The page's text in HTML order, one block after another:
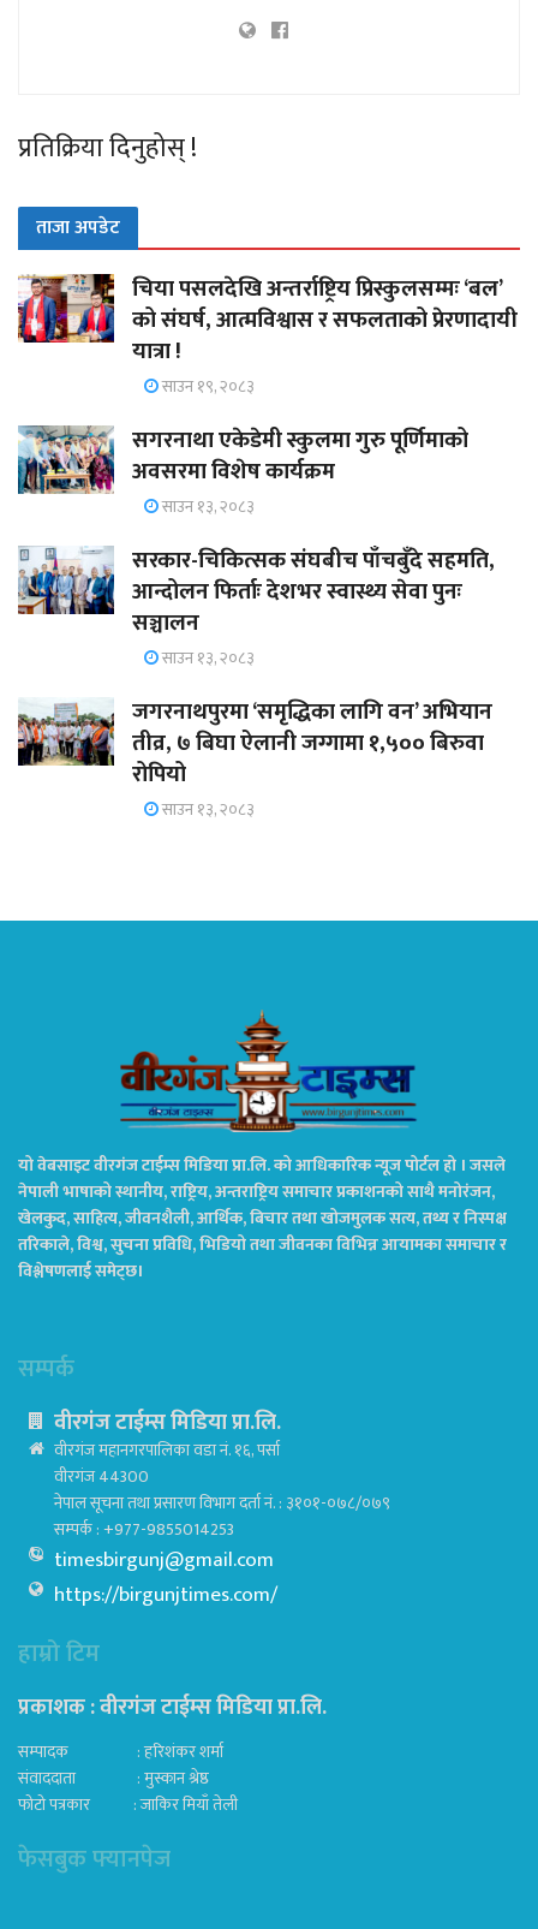
प्रतिक्रिया दिनुहोस् !
ताजा अपडेट
चिया पसलदेखि अन्तर्राष्ट्रिय प्रिस्कुलसम्मः ‘बल’
को संघर्ष, आत्मविश्वास र सफलताको प्रेरणादायी
यात्रा !
साउन १९, २०८३
सगरनाथा एकेडेमी स्कुलमा गुरु पूर्णिमाको
अवसरमा विशेष कार्यक्रम
साउन १३, २०८३
सरकार-चिकित्सक संघबीच पाँचबुँदे सहमति,
आन्दोलन फिर्ताः देशभर स्वास्थ्य सेवा पुनः
सञ्चालन
साउन १३, २०८३
जगरनाथपुरमा ‘समृद्धिका लागि वन’ अभियान
तीव्र, ७ बिघा ऐलानी जग्गामा १,५०० बिरुवा
रोपियो
साउन १३, २०८३
यो वेबसाइट वीरगंज टाईम्स मिडिया प्रा.लि. को आधिकारिक न्यूज पोर्टल हो । जसले
नेपाली भाषाको स्थानीय, राष्ट्रिय, अन्तराष्ट्रिय समाचार प्रकाशनको साथै मनोरंजन,
खेलकुद, साहित्य, जीवनशैली, आर्थिक, बिचार तथा खोजमुलक सत्य, तथ्य र निस्पक्ष
तरिकाले, विश्व, सुचना प्रविधि, भिडियो तथा जीवनका विभिन्न आयामका समाचार र
विश्लेषणलाई समेट्छ।
सम्पर्क
वीरगंज टाईम्स मिडिया प्रा.लि.
वीरगंज महानगरपालिका वडा नं. १६, पर्सा
वीरगंज 44300
नेपाल सूचना तथा प्रसारण विभाग दर्ता नं. : ३१०१-०७८/०७९
सम्पर्क : +977-9855014253
timesbirgunj@gmail.com
https://birgunjtimes.com/
हाम्रो टिम
प्रकाशक : वीरगंज टाईम्स मिडिया प्रा‍.लि.
सम्पादक : हरिशंकर शर्मा
संवाददाता : मुस्कान श्रेष्ठ
फोटो पत्रकार : जाकिर मियाँ तेली
फेसबुक फ्यानपेज